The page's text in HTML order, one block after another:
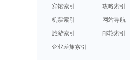
宾馆索引
攻略索引
机票索引
网站导航
旅游索引
邮轮索引
企业差旅索引